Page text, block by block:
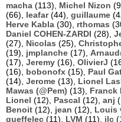
macha (113), Michel Nizon
(66), leafar(44), guillaume
Herve Kabla (30), rthomas
Daniel COHEN-ZARDI (28),
(27), Nicolas (25),
(19), jmplanche (17),
(17), Jeremy (16), OlivierJ
(16), bobonofx (15), Paul
(14), Jerome (13), Lionel
Mawas (@Pem) (13), Franck
Lionel (12), Pascal (12), anj
Benoit (12), jean (12), Louis
queffelec (11), LVM (11), jlc